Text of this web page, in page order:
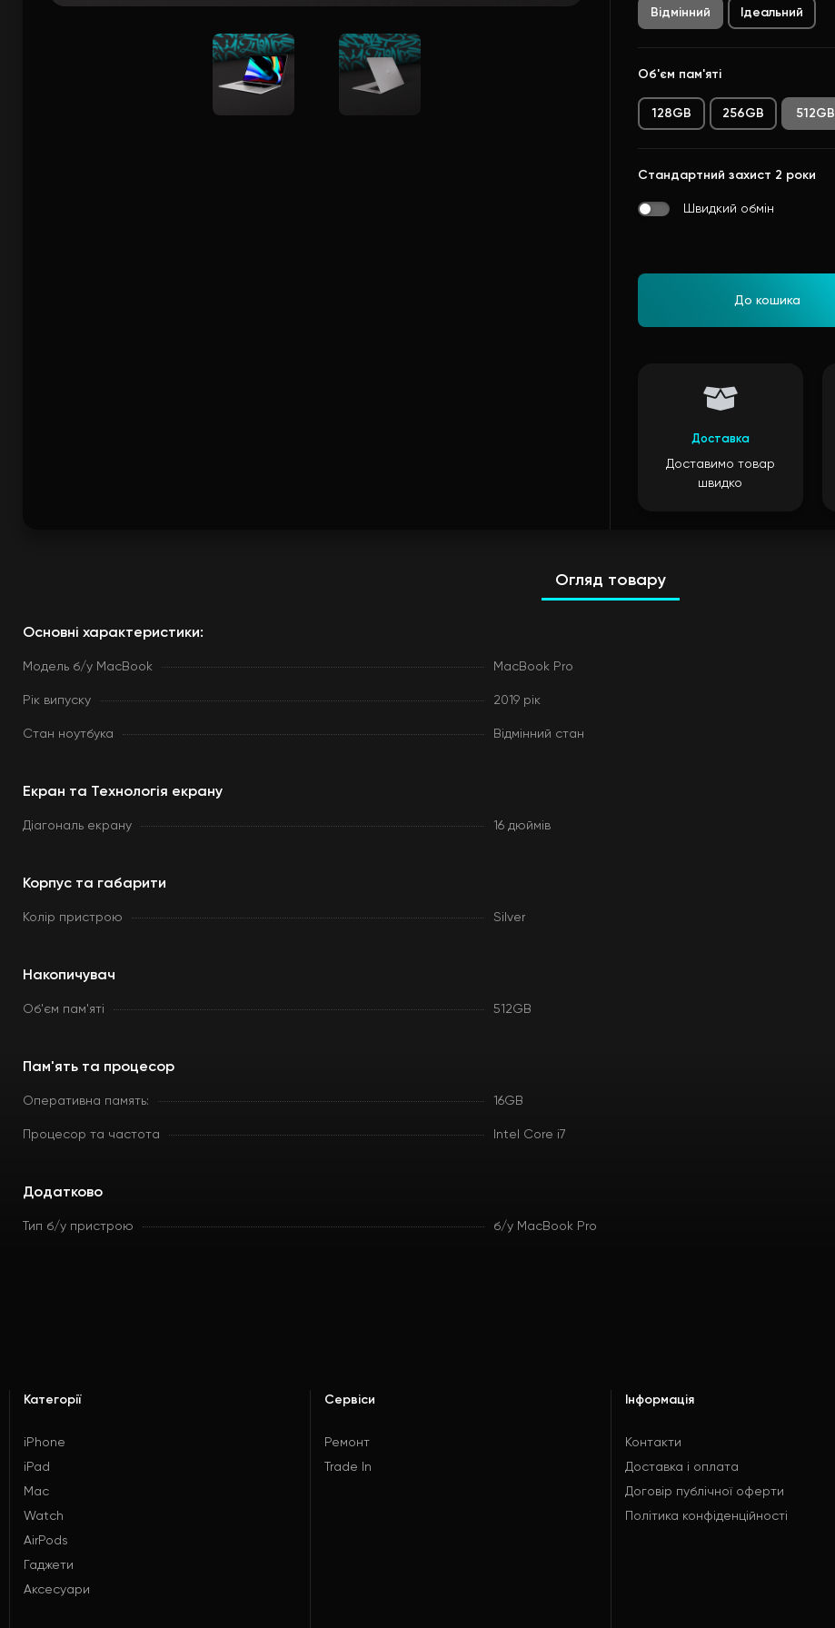
Відмінний Ідеальний
Об'єм пам'яті
128GB 256GB 512GB
Стандартний захист 2 роки
Швидкий обмін
До кошика
Доставка
Доставимо товар
швидко
Огляд товару
Основні характеристики:
Модель б/у MacBook MacBook Pro
Рік випуску 2019 рік
Стан ноутбука Відмінний стан
Екран та Технологія екрану
Діагональ екрану 16 дюймів
Корпус та габарити
Колір пристрою Silver
Накопичувач
Об'єм пам'яті 512GB
Пам'ять та процесор
Оперативна память: 16GB
Процесор та частота Intel Core i7
Додатково
Тип б/у пристрою б/у MacBook Pro
Категорії
iPhone
iPad
Mac
Watch
AirPods
Гаджети
Аксесуари
Сервіси
Ремонт
Trade In
Інформація
Контакти
Доставка і оплата
Договір публічної оферти
Політика конфіденційності